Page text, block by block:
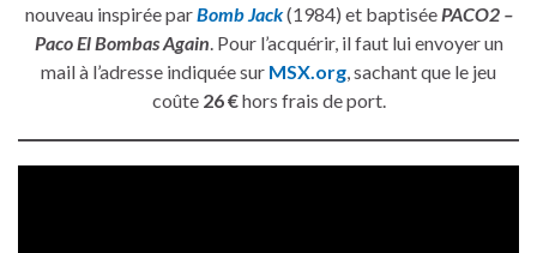
nouveau inspirée parBomb Jack(1984) et baptisée PACO2 –
Paco El Bombas Again . Pour l’acquérir, il faut lui envoyer un
mail à l’adresse indiquée sur MSX.org , sachant que le jeu
coûte 26 €hors frais de port.